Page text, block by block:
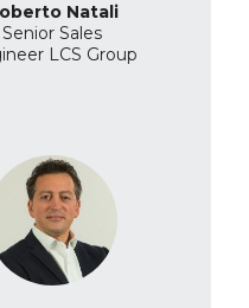
Natali
Senior Sales
LCS Group